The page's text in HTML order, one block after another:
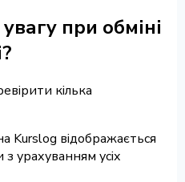
при обміні
кілька
Kurslog відображається
з урахуванням усіх